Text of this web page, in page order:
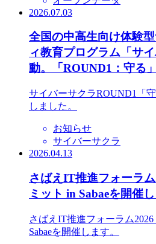
2026.07.03
全国の中高生向け体験
ィ教育プログラム「サ
動。「ROUND1：守る
サイバーサクラROUND1「
しました。
お知らせ
サイバーサクラ
2026.04.13
さばえIT推進フォーラ
ミット in Sabaeを開催し
さばえIT推進フォーラム
Sabaeを開催します。